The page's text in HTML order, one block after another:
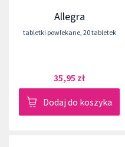
Allegra
tabletki powlekane, 20 tabletek
35,95 zł
Dodaj do koszyka